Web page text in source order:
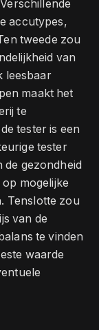
accutypes,
tweede zou
van
leesbaar
maakt het
te
tester is een
tester
de gezondheid
mogelijke
Tenslotte zou
van de
te vinden
waarde